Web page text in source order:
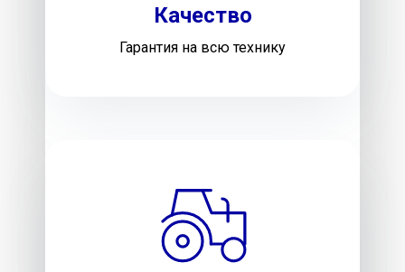
Качество
Гарантия на всю технику